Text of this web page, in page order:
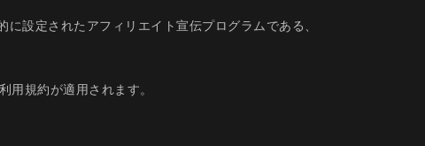
設定されたアフィリエイト宣伝プログラムである、
利用規約が適用されます。